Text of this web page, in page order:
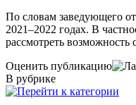
По словам заведующего
2021–2022 годах. В
рассмотреть возможность
Оценить публикацию
В рубрике